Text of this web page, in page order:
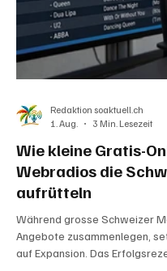
Wie kleine Gratis-
Webradios die
aufrütteln
Während grosse Schweizer
Angebote zusammenlegen,
auf Expansion. Das
Redaktion soaktuell.ch
1. Aug.
3 Min. Lesezeit